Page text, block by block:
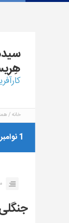
خانه
1 نوامبر 2016